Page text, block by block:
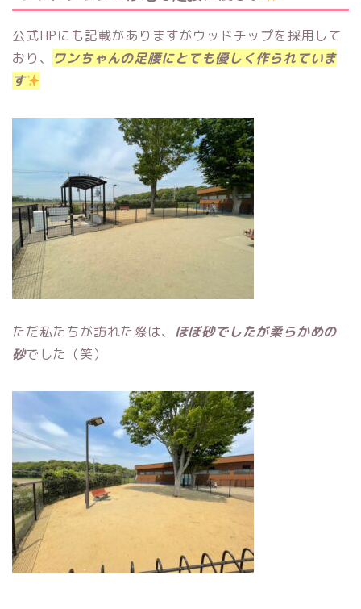
公式HPにも記載がありますがウッドチップを採用して
おり、
ワンちゃんの足腰にとても優しく作られていま
す
ただ私たちが訪れた際は、
ほぼ砂でしたが柔らかめの
砂でした（笑）